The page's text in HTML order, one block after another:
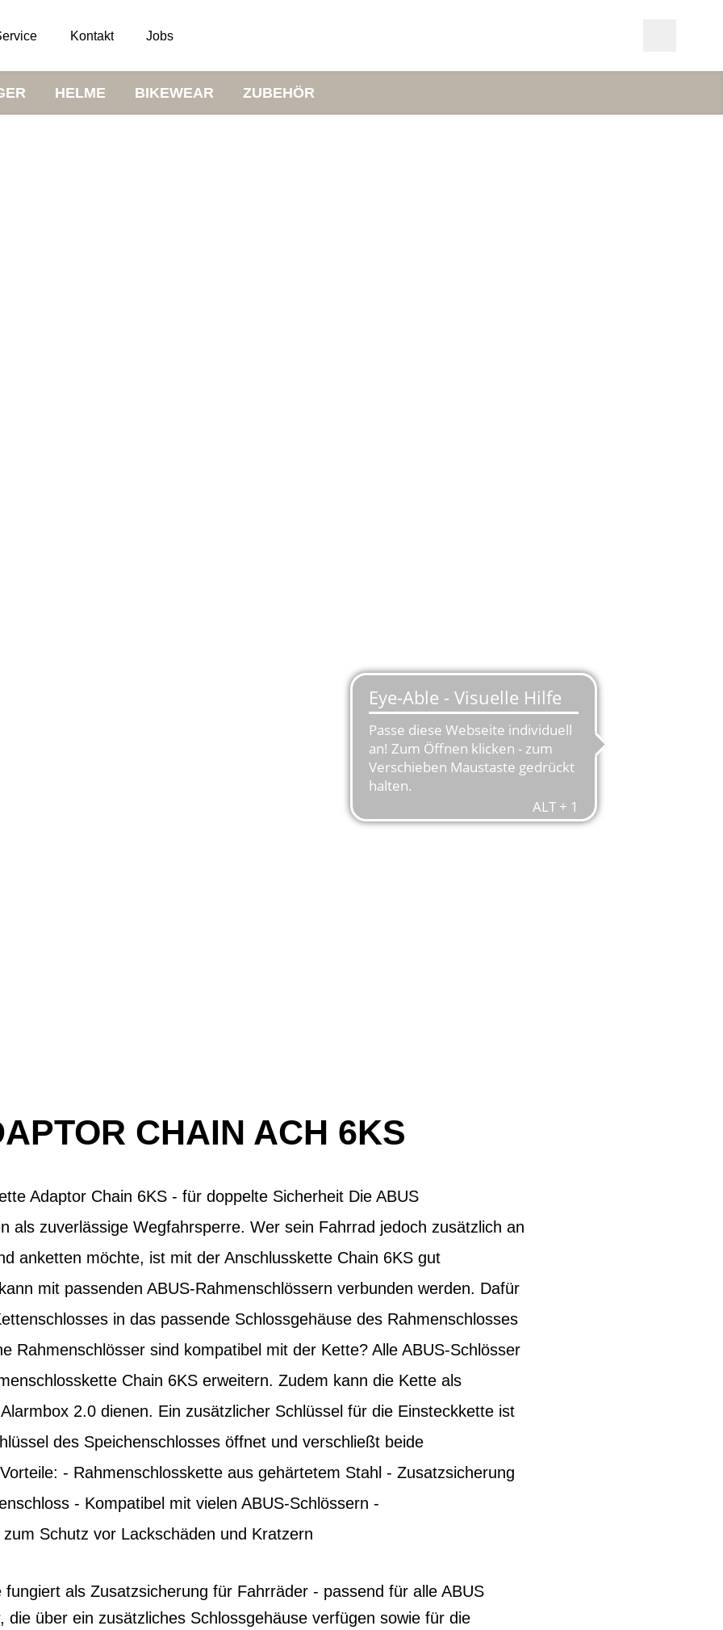
Kontakt Jobs
HELME BIKEWEAR ZUBEHÖR
CHAIN ACH 6KS
Adaptor Chain 6KS - für doppelte Sicherheit Die ABUS
als zuverlässige Wegfahrsperre. Wer sein Fahrrad jedoch zusätzlich an
anketten möchte, ist mit der Anschlusskette Chain 6KS gut
mit passenden ABUS-Rahmenschlössern verbunden werden. Dafür
in das passende Schlossgehäuse des Rahmenschlosses
Rahmenschlösser sind kompatibel mit der Kette? Alle ABUS-Schlösser
Chain 6KS erweitern. Zudem kann die Kette als
2.0 dienen. Ein zusätzlicher Schlüssel für die Einsteckkette ist
des Speichenschlosses öffnet und verschließt beide
- Rahmenschlosskette aus gehärtetem Stahl - Zusatzsicherung
- Kompatibel mit vielen ABUS-Schlössern -
Schutz vor Lackschäden und Kratzern
fungiert als Zusatzsicherung für Fahrräder - passend für alle ABUS
die über ein zusätzliches Schlossgehäuse verfügen sowie für die